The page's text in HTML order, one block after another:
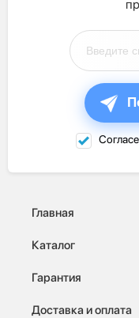
Главная
Каталог
Гарантия
Доставка и оплата